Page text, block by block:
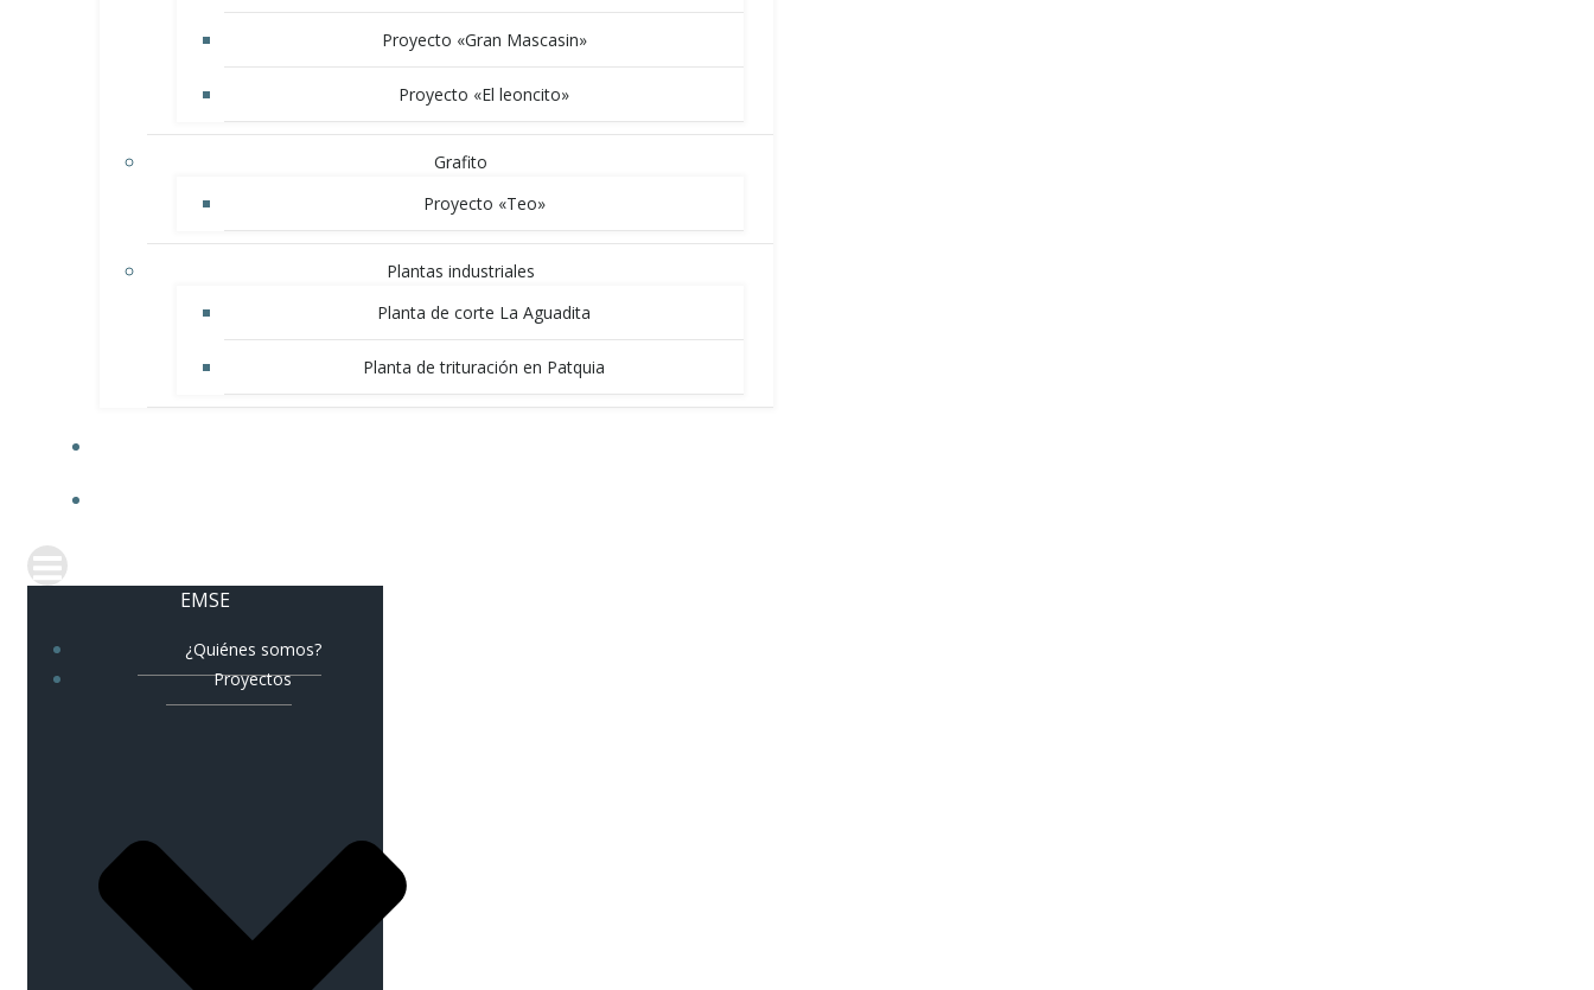
Proyecto «Gran Mascasin»
Proyecto «El leoncito»
Grafito
Proyecto «Teo»
Plantas industriales
Planta de corte La Aguadita
Planta de trituración en Patquia
EMSE
¿Quiénes somos?
Proyectos